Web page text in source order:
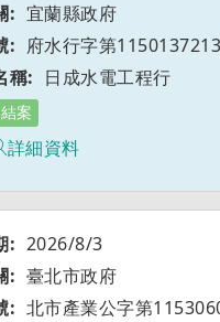
宜蘭縣政府
府水行字第
日成水電工程行
結案
詳細資料
2026/8/3
臺北市政府
北市產業公字第